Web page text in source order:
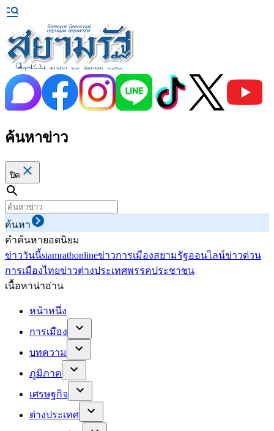
ค้นหาข่าว
ปิด
ค้นหา
คำค้นหายอดนิยม
ข่าววันนี้siamrathonlineข่าวการเมืองสยามรัฐออนไลน์ข่าวด่วน
การเมืองไทยข่าวต่างประเทศพรรคประชาชน
เนื้อหาน่าอ่าน
หน้าหนึ่ง
การเมือง
บทความ
ภูมิภาค
เศรษฐกิจ
ต่างประเทศ